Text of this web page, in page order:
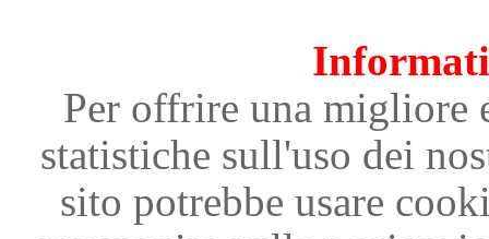
Per offrire una migliore
statistiche sull'uso dei
sito potrebbe usare